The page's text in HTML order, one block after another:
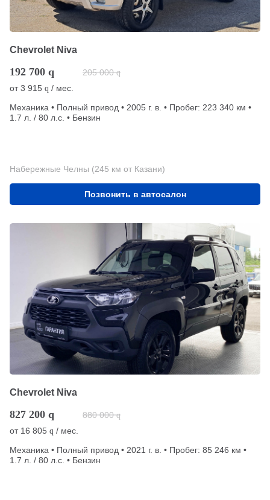
Chevrolet Niva
192 700 q 205 000 q
от3 915 q / мес.
Механика • Полный привод • 2005 г. в. • Пробег: 223 340 км •
1.7 л. / 80 л.с. • Бензин
Набережные Челны (245 км от Казани)
Позвонить в автосалон
Chevrolet Niva
827 200 q 880 000 q
от 16 805 q / мес.
Механика • Полный привод • 2021 г. в. • Пробег: 85 246 км •
1.7 л. / 80 л.с. • Бензин